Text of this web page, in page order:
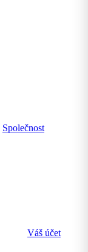
Společnost
Váš účet